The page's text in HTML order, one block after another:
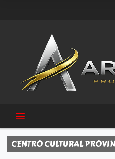
CENTRO CULTURAL